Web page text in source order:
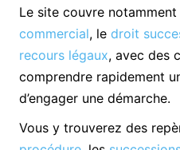
Le site couvre notamment
commercial, le droit
recours légaux, avec des
comprendre rapidement
d’engager une démarche.
Vous y trouverez des